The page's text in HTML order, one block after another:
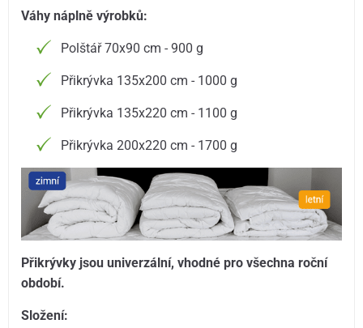
Váhy náplně výrobků:
Polštář 70x90 cm - 900 g
Přikrývka 135x200 cm - 1000 g
Přikrývka 135x220 cm - 1100 g
Přikrývka 200x220 cm - 1700 g
Přikrývky jsou univerzální, vhodné pro všechna roční
období.
Složení: